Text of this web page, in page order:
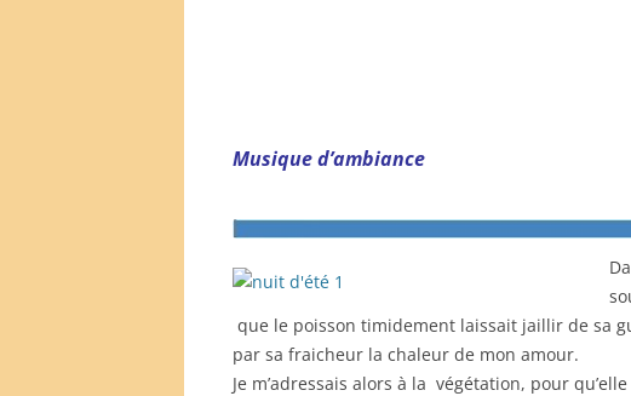
Musique d’ambiance
que le poisson timidement laissait jaillir de sa
par sa fraicheur la chaleur de mon amour.
Je m’adressais alors à la végétation, pour